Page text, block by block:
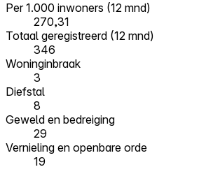
Per 1.000 inwoners (12 mnd)
270,31
Totaal geregistreerd (12 mnd)
346
Woninginbraak
3
Diefstal
8
Geweld en bedreiging
29
Vernieling en openbare orde
19